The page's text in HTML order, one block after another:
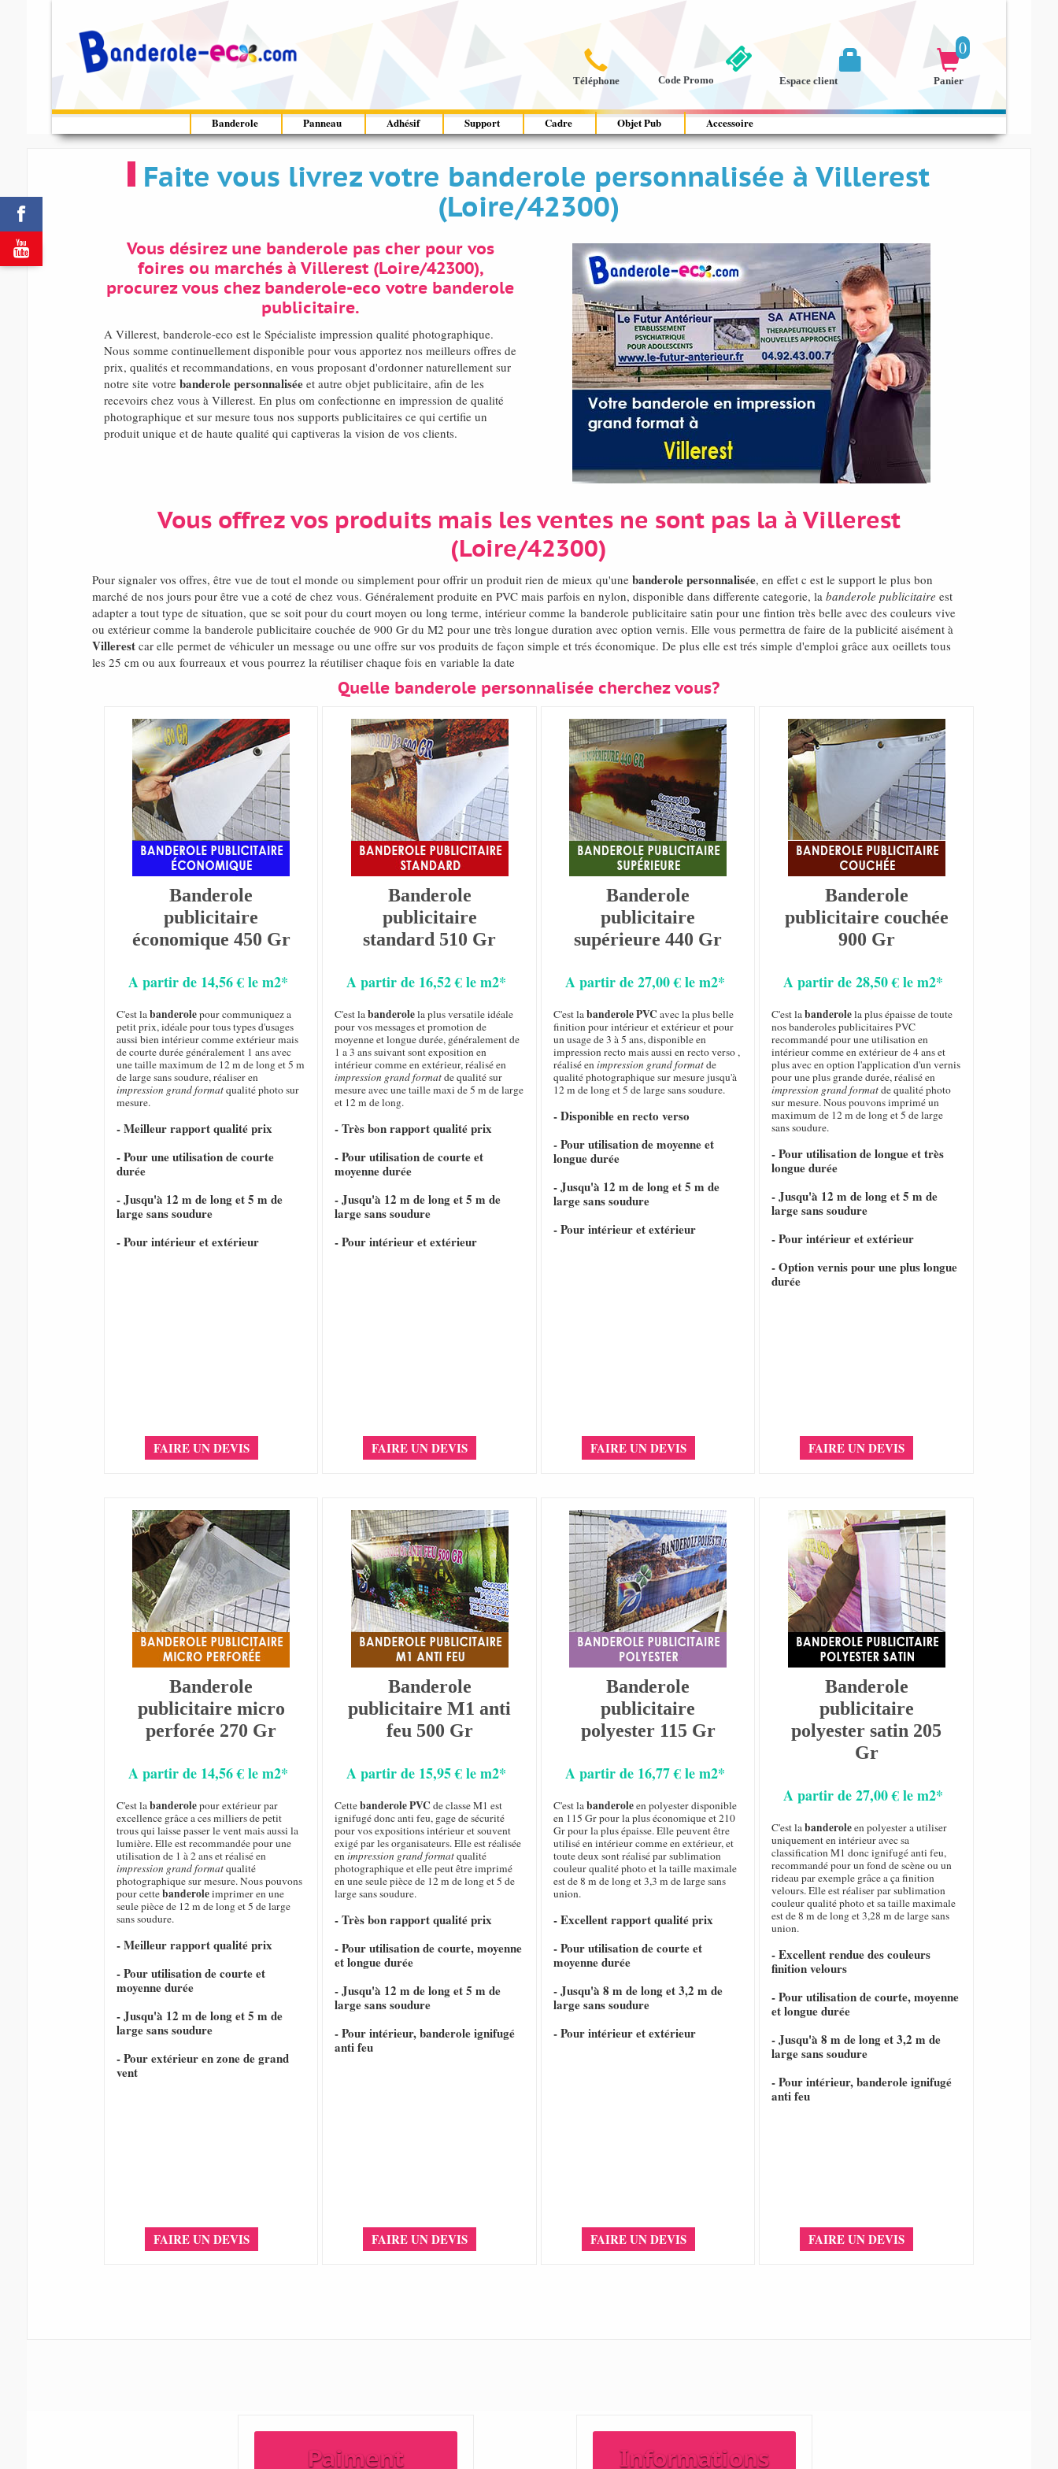



Téléphone
0

Panier

Espace client
Code Promo
Banderole Panneau Adhésif Support Cadre Objet Pub Accessoire
Faite vous livrez votre banderole personnalisée à Villerest
(Loire/42300)
Vous désirez une banderole pas cher pour vos
foires ou marchés à Villerest (Loire/42300),
procurez vous chez banderole-eco votre banderole
publicitaire.
A Villerest, banderole-eco est le Spécialiste impression qualité photographique.
Nous somme continuellement disponible pour vous apportez nos meilleurs offres de
prix, qualités et recommandations, en vous proposant d'ordonner naturellement sur
notre site votre banderole personnaliséeet autre objet publicitaire, afin de les
recevoirs chez vous à Villerest. En plus om confectionne en impression de qualité
photographique et sur mesure tous nos supports publicitaires ce qui certifie un
produit unique et de haute qualité qui captiveras la vision de vos clients.
Vous offrez vos produits mais les ventes ne sont pas la à Villerest
(Loire/42300)
Pour signaler vos offres, être vue de tout el monde ou simplement pour offrir un produit rien de mieux qu'une banderole personnalisée, en effet c est le support le plus bon
marché de nos jours pour être vue a coté de chez vous. Généralement produite en PVC mais parfois en nylon, disponible dans differente categorie, la banderole publicitaire est
adapter a tout type de situation, que se soit pour du court moyen ou long terme, intérieur comme la banderole publicitaire satin pour une fintion très belle avec des couleurs vive
ou extérieur comme la banderole publicitaire couchée de 900 Gr du M2 pour une très longue duration avec option vernis. Elle vous permettra de faire de la publicité aisément à
Villerestcar elle permet de véhiculer un message ou une offre sur vos produits de façon simple et trés économique. De plus elle est trés simple d'emploi grâce aux oeillets tous
les 25 cm ou aux fourreaux et vous pourrez la réutiliser chaque fois en variable la date
Quelle banderole personnalisée cherchez vous?
Banderole
publicitaire
économique 450 Gr
A partir de 14,56 € le m2*
C'est labanderolepour communiquez a
petit prix, idéale pour tous types d'usages
aussi bien intérieur comme extérieur mais
de courte durée généralement 1 ans avec
une taille maximum de 12 m de long et 5 m
de large sans soudure, réaliser en
impression grand formatqualité photo sur
mesure.
- Meilleur rapport qualité prix
- Pour une utilisation de courte
durée
- Jusqu'à 12 m de long et 5 m de
large sans soudure
- Pour intérieur et extérieur
FAIRE UN DEVIS
Banderole
publicitaire
standard 510 Gr
A partir de 16,52 € le m2*
C'est labanderolela plus versatile idéale
pour vos messages et promotion de
moyenne et longue durée, généralement de
1 a 3 ans suivant sont exposition en
intérieur comme en extérieur, réalisé en
impression grand formatde qualité sur
mesure avec une taille maxi de 5 m de large
et 12 m de long.
- Très bon rapport qualité prix
- Pour utilisation de courte et
moyenne durée
- Jusqu'à 12 m de long et 5 m de
large sans soudure
- Pour intérieur et extérieur
FAIRE UN DEVIS
Banderole
publicitaire
supérieure 440 Gr
A partir de 27,00 € le m2*
C'est labanderole PVC avec la plus belle
finition pour intérieur et extérieur et pour
un usage de 3 à 5 ans, disponible en
impression recto mais aussi en recto verso ,
réalisé enimpression grand formatde
qualité photographique sur mesure jusqu'à
12 m de long et 5 de large sans soudure.
- Disponible en recto verso
- Pour utilisation de moyenne et
longue durée
- Jusqu'à 12 m de long et 5 m de
large sans soudure
- Pour intérieur et extérieur
FAIRE UN DEVIS
Banderole
publicitaire couchée
900 Gr
A partir de 28,50 € le m2*
C'est labanderolela plus épaisse de toute
nos banderoles publicitaires PVC
recommandé pour une utilisation en
intérieur comme en extérieur de 4 ans et
plus avec en option l'application d'un vernis
pour une plus grande durée, réalisé en
impression grand formatde qualité photo
sur mesure. Nous pouvons imprimé un
maximum de 12 m de long et 5 de large
sans soudure.
- Pour utilisation de longue et très
longue durée
- Jusqu'à 12 m de long et 5 m de
large sans soudure
- Pour intérieur et extérieur
- Option vernis pour une plus longue
durée
FAIRE UN DEVIS
Banderole
publicitaire micro
perforée 270 Gr
A partir de 14,56 € le m2*
C'est labanderolepour extérieur par
excellence grâce a ces milliers de petit
trous qui laisse passer le vent mais aussi la
lumière. Elle est recommandée pour une
utilisation de 1 à 2 ans et réalisé en
impression grand formatqualité
photographique sur mesure. Nous pouvons
pour cettebanderoleimprimer en une
seule pièce de 12 m de long et 5 de large
sans soudure.
- Meilleur rapport qualité prix
- Pour utilisation de courte et
moyenne durée
- Jusqu'à 12 m de long et 5 m de
large sans soudure
- Pour extérieur en zone de grand
vent
FAIRE UN DEVIS
Banderole
publicitaire M1 anti
feu 500 Gr
A partir de 15,95 € le m2*
Cettebanderole PVC de classe M1 est
ignifugé donc anti feu, gage de sécurité
pour vos expositions intérieur et souvent
exigé par les organisateurs. Elle est réalisée
enimpression grand formatqualité
photographique et elle peut être imprimé
en une seule pièce de 12 m de long et 5 de
large sans soudure.
- Très bon rapport qualité prix
- Pour utilisation de courte, moyenne
et longue durée
- Jusqu'à 12 m de long et 5 m de
large sans soudure
- Pour intérieur, banderole ignifugé
anti feu
FAIRE UN DEVIS
Banderole
publicitaire
polyester 115 Gr
A partir de 16,77 € le m2*
C'est labanderoleen polyester disponible
en 115 Gr pour la plus économique et 210
Gr pour la plus épaisse. Elle peuvent être
utilisé en intérieur comme en extérieur, et
toute deux sont réalisé par sublimation
couleur qualité photo et la taille maximale
est de 8 m de long et 3,3 m de large sans
union.
- Excellent rapport qualité prix
- Pour utilisation de courte et
moyenne durée
- Jusqu'à 8 m de long et 3,2 m de
large sans soudure
- Pour intérieur et extérieur
FAIRE UN DEVIS
Banderole
publicitaire
polyester satin 205
Gr
A partir de 27,00 € le m2*
C'est labanderoleen polyester a utiliser
uniquement en intérieur avec sa
classification M1 donc ignifugé anti feu,
recommandé pour un fond de scène ou un
rideau par exemple grâce a ça finition
velours. Elle est réaliser par sublimation
couleur qualité photo et sa taille maximale
est de 8 m de long et 3,28 m de large sans
union.
- Excellent rendue des couleurs
finition velours
- Pour utilisation de courte, moyenne
et longue durée
- Jusqu'à 8 m de long et 3,2 m de
large sans soudure
- Pour intérieur, banderole ignifugé
anti feu
FAIRE UN DEVIS
Paiment Informations